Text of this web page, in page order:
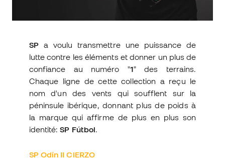
SPa voulu transmettre une puissance de
lutte contre les éléments et donner un plus de
confiance au numéro "1" des terrains.
Chaque ligne de cette collection a reçu le
nom d'un des vents qui soufflent sur la
péninsule ibérique, donnant plus de poids à
la marque qui affirme de plus en plus son
identité:SP Fútbol.
SP Odín II CIERZO